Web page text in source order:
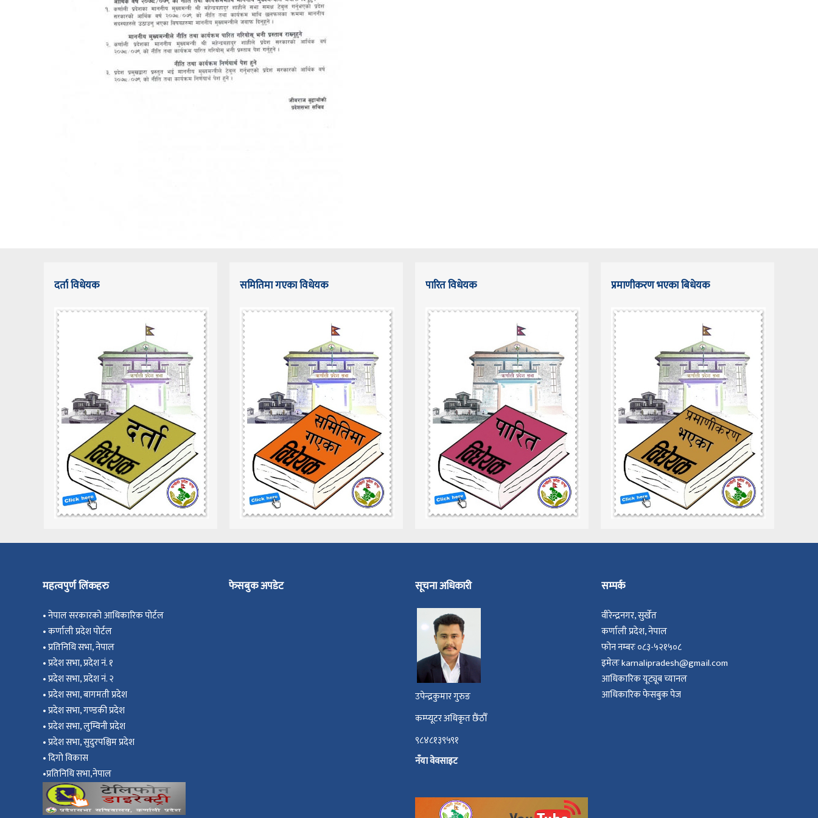
दर्ता विधेयक समितिमा गएका विधेयक पारित विधेयक प्रमाणीकरण भएका बिधेयक
महत्वपुर्ण लिंकहरु
•नेपाल सरकारको आधिकारिक पोर्टल
•कर्णाली प्रदेश पोर्टल
•प्रतिनिधि सभा, नेपाल
•प्रदेश सभा, प्रदेश नं. १
•प्रदेश सभा, प्रदेश नं. २
•प्रदेश सभा, बागमती प्रदेश
•प्रदेश सभा, गण्डकी प्रदेश
•प्रदेश सभा, लुम्विनी प्रदेश
•प्रदेश सभा, सुदुरपश्चिम प्रदेश
•दिगो विकास
•प्रतिनिधि सभा,नेपाल
फेसबुक अपडेट सूचना अधिकारी
उपेन्द्रकुमार गुरुङ
कम्प्यूटर अधिकृत छैंठौँ
९८४८१३९५९१
नँया वेवसाइट
सम्पर्क
वीरेन्द्रनगर, सुर्खेत
कर्णाली प्रदेश, नेपाल
फोन नम्बरः ०८३-५२१५०८
इमेलः karnalipradesh@gmail.com
आधिकारिक यूट्यूब च्यानल
आधिकारिक फेसबुक पेज